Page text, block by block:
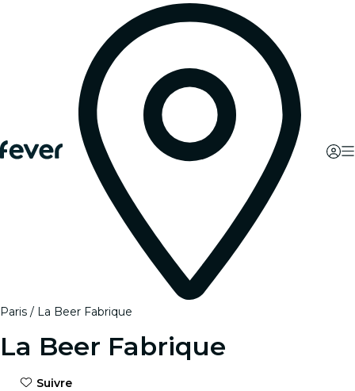
Paris La Beer Fabrique
La Beer Fabrique
Suivre